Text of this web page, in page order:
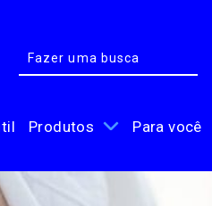
Produtos Para você